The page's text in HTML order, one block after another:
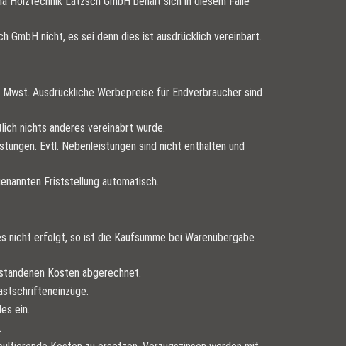
nicht, es sei denn dies ist ausdrücklich vereinbart.
Ausdrückliche Werbepreise für Endverbraucher sind
nichts anderes vereinabrt wurde.
Evtl. Nebenleistungen sind nicht enthalten und
Friststellung automatisch.
nicht erfolgt, so ist die Kaufsumme bei Warenübergabe
Kosten abgerechnet.
ein.